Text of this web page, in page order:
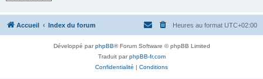
Accueil Index du forum Heures au format UTC+02:00
Développé parphpBB® Forum Software © phpBB Limited
Traduit parphpBB-fr.com
Confidentialité | Conditions